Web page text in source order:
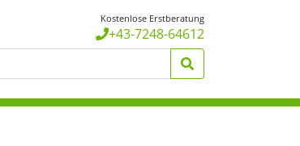
Kostenlose Erstberatung
+43-7248-64612